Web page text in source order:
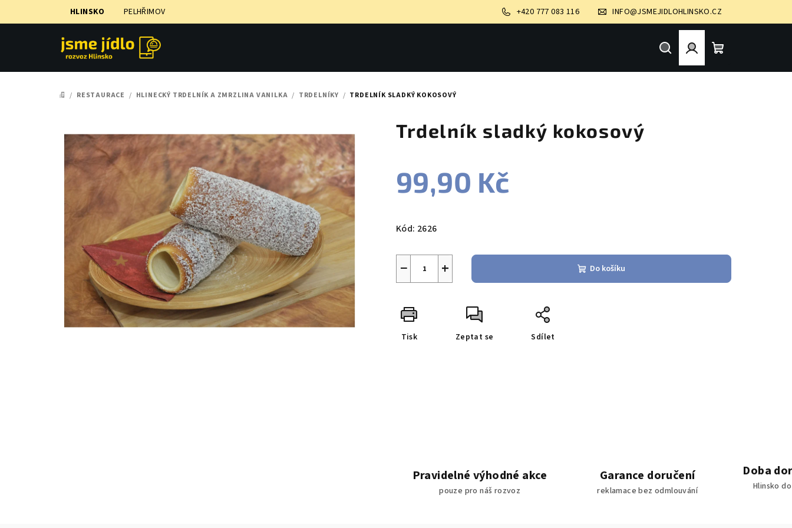
na
HLINSKO PELHŘIMOV +420 777 083 116 INFO@JSMEJIDLOHLINSKO.CZ
HledatPřihlášení
DOMŮ
/ RESTAURACE / HLINECKÝ TRDELNÍK A ZMRZLINA VANILKA / TRDELNÍKY / TRDELNÍK SLADKÝ KOKOSOVÝ
Trdelník sladký kokosový
99,90 Kč
cena:
Kód: 2626
+
− Do košíku
Tisk Zeptat se Sdílet
Pravidelné výhodné akce
pouze pro náš rozvoz
Garance doručení
reklamace bez odmlouvání
Doba
Hlinsko